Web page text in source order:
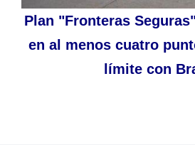
Plan "Fronteras
en al menos cuatro
límite con